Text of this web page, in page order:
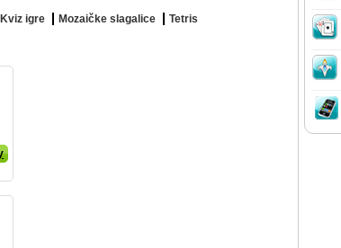
Kviz igre Mozaičke slagalice Tetris